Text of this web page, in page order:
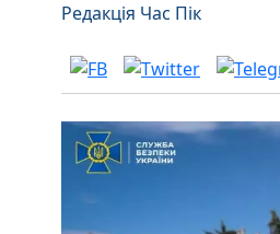
Редакція Час Пік